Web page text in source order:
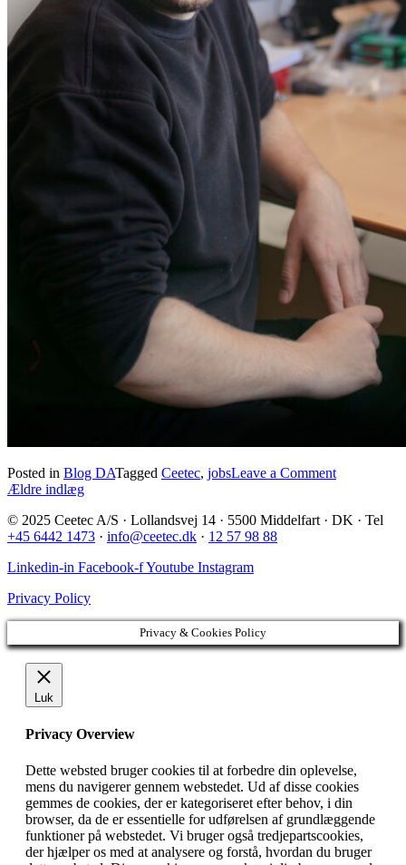
Posted in Blog DATagged Ceetec, jobsLeave a Commenton
have
Navigation
til
indlæg
Ældre indlæg
© 2025 Ceetec A/S · Lollandsvej 14 · 5500 Middelfart · DK · Tel
+45 6442 1473 · info@ceetec.dk · 12 57 98 88
Linkedin-in Facebook-fYoutube Instagram
Privacy Policy
Privacy & Cookies Policy
Luk
Privacy Overview
Dette websted bruger cookies til at forbedre din oplevelse,
mens du navigerer gennem webstedet. Ud af disse cookies
gemmes de cookies, der er kategoriseret efter behov, i din
browser, da de er essentielle for udførelsen af ​​grundlæggende
funktioner på webstedet. Vi bruger også tredjepartscookies,
der hjælper os med at analysere og forstå, hvordan du bruger